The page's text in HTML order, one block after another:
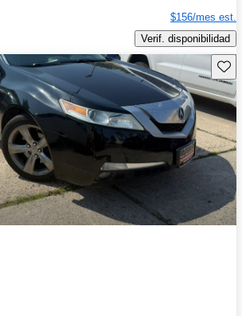
$156/mes est.
Verif. disponibilidad